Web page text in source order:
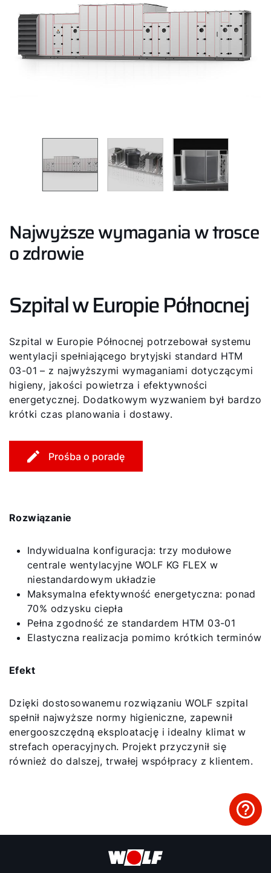
Najwyższe wymagania w trosce
o zdrowie
Szpital w Europie Północnej
Szpital w Europie Północnej potrzebował systemu
wentylacji spełniającego brytyjski standard HTM
03-01 – z najwyższymi wymaganiami dotyczącymi
higieny, jakości powietrza i efektywności
energetycznej. Dodatkowym wyzwaniem był bardzo
krótki czas planowania i dostawy.
Prośba o poradę
Rozwiązanie
Indywidualna konfiguracja: trzy modułowe
centrale wentylacyjne WOLF KG FLEX w
niestandardowym układzie
Maksymalna efektywność energetyczna: ponad
70% odzysku ciepła
Pełna zgodność ze standardem HTM 03-01
Elastyczna realizacja pomimo krótkich terminów
Efekt
Dzięki dostosowanemu rozwiązaniu WOLF szpital
spełnił najwyższe normy higieniczne, zapewnił
energooszczędną eksploatację i idealny klimat w
strefach operacyjnych. Projekt przyczynił się
również do dalszej, trwałej współpracy z klientem.